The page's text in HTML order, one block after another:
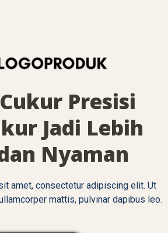
Presisi
Jadi Lebih
Nyaman
amet, consectetur adipiscing elit. Ut
mattis, pulvinar dapibus leo.